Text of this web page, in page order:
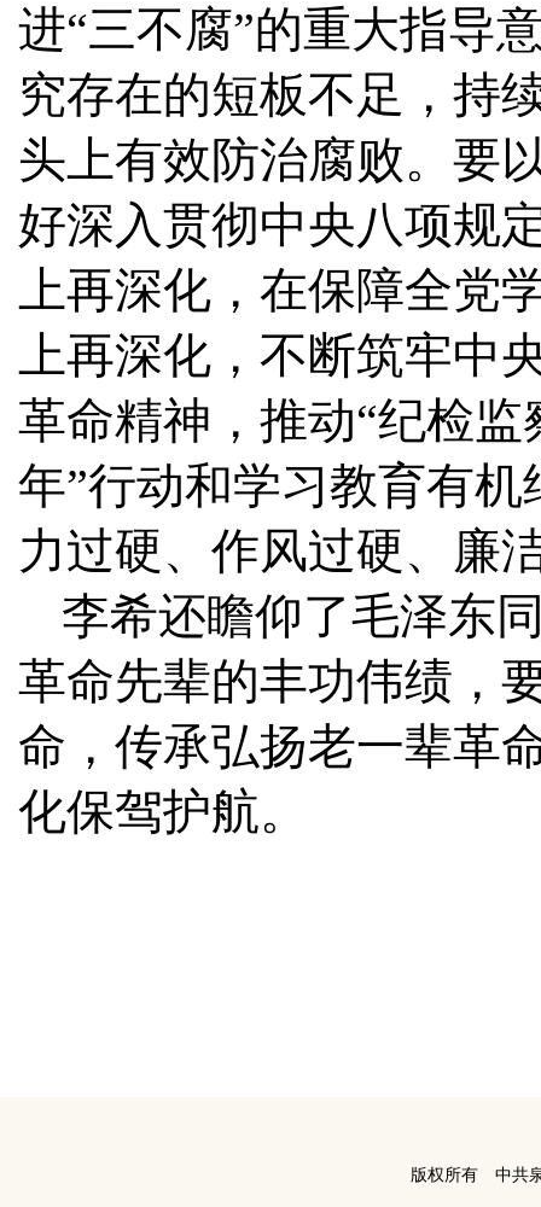
进“三不腐”的重大指导
究存在的短板不足，持
头上有效防治腐败。要
好深入贯彻中央八项规
上再深化，在保障全党
上再深化，不断筑牢中
革命精神，推动“纪检
年”行动和学习教育有
力过硬、作风过硬、廉
李希还瞻仰了毛泽东
革命先辈的丰功伟绩，
命，传承弘扬老一辈革
化保驾护航。
版权所有 中共